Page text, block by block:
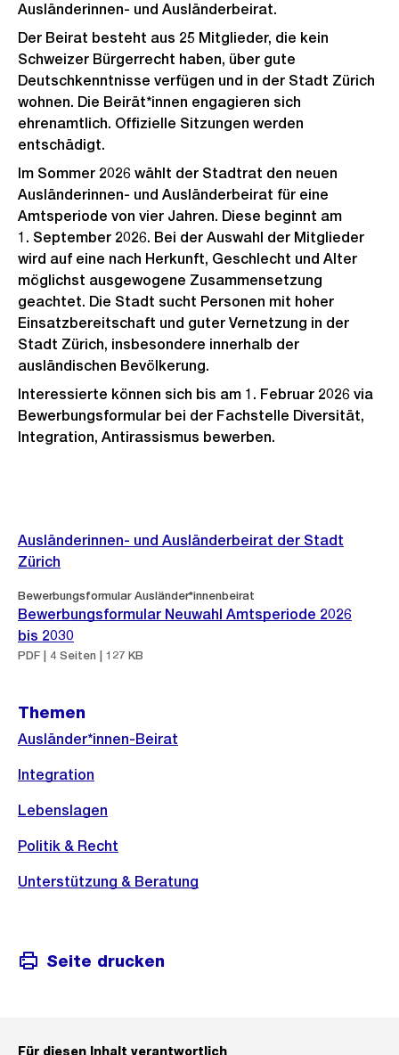
Ausländerinnen- und Ausländerbeirat.
Der Beirat besteht aus 25 Mitglieder, die kein
Schweizer Bürgerrecht haben, über gute
Deutschkenntnisse verfügen und in der Stadt Zürich
wohnen. Die Beirät*innen engagieren sich
ehrenamtlich. Offizielle Sitzungen werden
entschädigt.
Im Sommer 2026 wählt der Stadtrat den neuen
Ausländerinnen- und Ausländerbeirat für eine
Amtsperiode von vier Jahren. Diese beginnt am
1. September 2026. Bei der Auswahl der Mitglieder
wird auf eine nach Herkunft, Geschlecht und Alter
möglichst ausgewogene Zusammensetzung
geachtet. Die Stadt sucht Personen mit hoher
Einsatzbereitschaft und guter Vernetzung in der
Stadt Zürich, insbesondere innerhalb der
ausländischen Bevölkerung.
Interessierte können sich bis am 1. Februar 2026 via
Bewerbungsformular bei der Fachstelle Diversität,
Integration, Antirassismus bewerben.
Informationen
Ausländerinnen- und Ausländerbeirat der Stadt
Zürich
Bewerbungsformular Ausländer*innenbeirat
Bewerbungsformular Neuwahl Amtsperiode 2026
bis 2030
PDF | 4 Seiten | 127 KB
Themen
Ausländer*innen-Beirat
Integration
Lebenslagen
Politik & Recht
Unterstützung & Beratung
Seite drucken
Für diesen Inhalt verantwortlich